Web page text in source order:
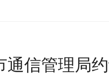
通信管理局